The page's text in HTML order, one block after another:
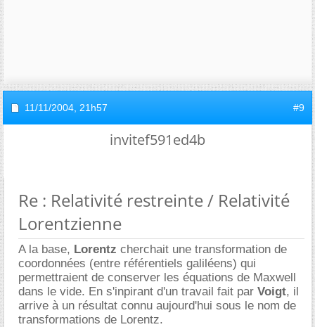
11/11/2004, 21h57 #9
invitef591ed4b
Re : Relativité restreinte / Relativité
Lorentzienne
A la base, Lorentz cherchait une transformation de
coordonnées (entre référentiels galiléens) qui
permettraient de conserver les équations de Maxwell
dans le vide. En s'inpirant d'un travail fait par Voigt, il
arrive à un résultat connu aujourd'hui sous le nom de
transformations de Lorentz.